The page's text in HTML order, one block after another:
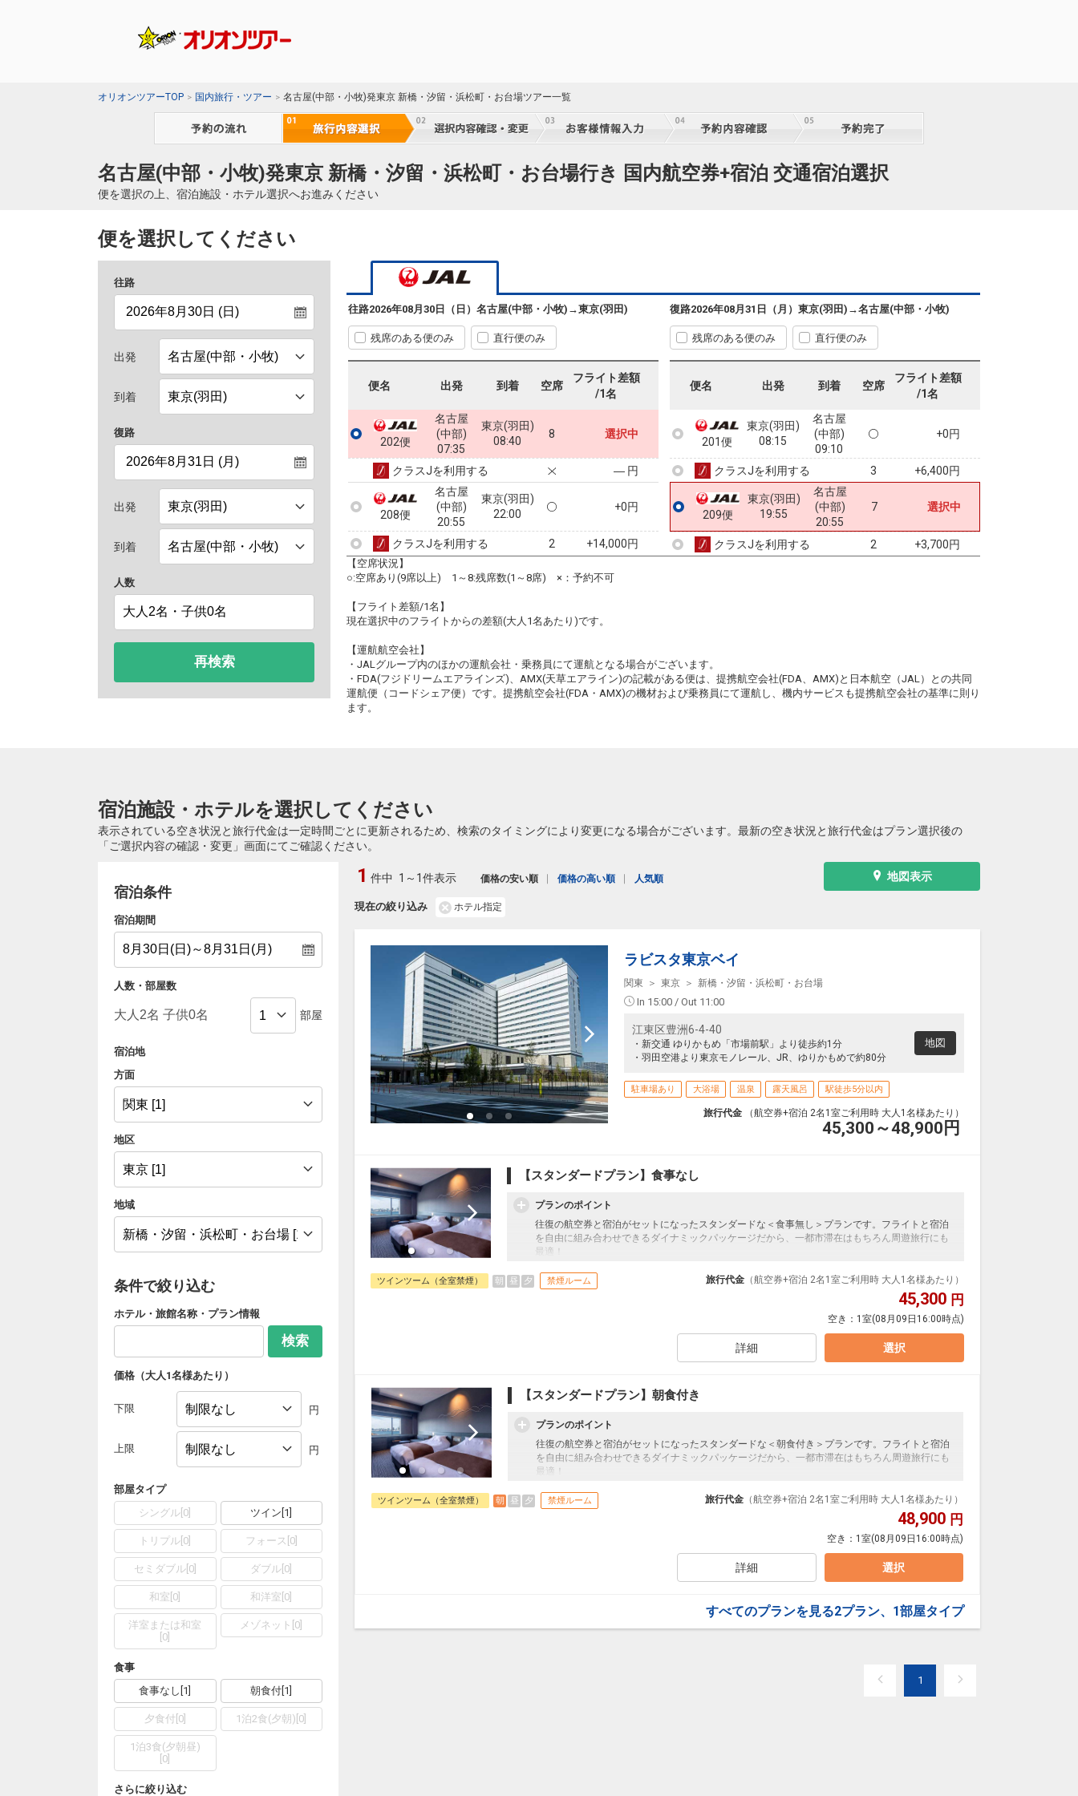
オリオンツアーTOP 国内旅行・ツアー 名古屋(中部・小牧)発東京 新橋・汐留・浜松町・お台場ツアー一覧
名古屋(中部・小牧)発東京 新橋・汐留・浜松町・お台場行き 国内航空券+宿泊 交通宿泊選択
便を選択の上、宿泊施設・ホテル選択へお進みください
便を選択してください
往路
出発
到着
復路
出発
到着
人数
再検索
往路2026年08月30日（日） 名古屋(中部・小牧) →東京(羽田)
残席のある便のみ 直行便のみ
便名 出発 到着 空席
フライト差額
/1名
202便
名古屋
(中部)
07:35
東京(羽田)
08:40
8 選択中
クラスJを利用する ― 円
208便
名古屋
(中部)
20:55
東京(羽田)
22:00
+0円
クラスJを利用する 2 +14,000円
復路2026年08月31日（月） 東京(羽田) →名古屋(中部・小牧)
残席のある便のみ 直行便のみ
便名 出発 到着 空席
フライト差額
/1名
201便
東京(羽田)
08:15
名古屋
(中部)
09:10
+0円
クラスJを利用する 3 +6,400円
209便
東京(羽田)
19:55
名古屋
(中部)
20:55
7 選択中
クラスJを利用する 2 +3,700円
【空席状況】
○:空席あり(9席以上) 1～8:残席数(1～8席) ×：予約不可
【フライト差額/1名】
現在選択中のフライトからの差額(大人1名あたり)です。
【運航航空会社】
・JALグループ内のほかの運航会社・乗務員にて運航となる場合がございます。
・FDA(フジドリームエアラインズ)、AMX(天草エアライン)の記載がある便は、提携航空会社(FDA、AMX)と日本航空（JAL）との共同
運航便（コードシェア便）です。提携航空会社(FDA・AMX)の機材および乗務員にて運航し、機内サービスも提携航空会社の基準に則り
ます。
宿泊施設・ホテルを選択してください
表示されている空き状況と旅行代金は一定時間ごとに更新されるため、検索のタイミングにより変更になる場合がございます。最新の空き状況と旅行代金はプラン選択後の
「ご選択内容の確認・変更」画面にてご確認ください。
宿泊条件
宿泊期間
人数・部屋数
部屋
宿泊地
方面
地区
地域
条件で絞り込む
ホテル・旅館名称・プラン情報
検索
価格（大人1名様あたり）
下限 円
上限 円
部屋タイプ
シングル 0 ツイン 1
トリプル 0 フォース 0]
セミダブル[ 0] ダブル 0
和室 0 和洋室 0
洋室または和室
0
メゾネット 0
食事
食事なし 1 朝食付 1
夕食付 0] 1泊2食(夕朝) 0
1泊3食(夕朝昼)
0
さらに絞り込む
地図表示
現在の絞り込み ホテル指定
1 件中 1～1件表示 価格の安い順 価格の高い順 人気順
ラビスタ東京ベイ
関東 東京 新橋・汐留・浜松町・お台場
In 15:00 / Out 11:00
江東区豊洲6-4-40
・新交通 ゆりかもめ「市場前駅」より徒歩約1分
・羽田空港より東京モノレール、JR、ゆりかもめで約80分
地図
駐車場あり 大浴場 温泉 露天風呂 駅徒歩5分以内
旅行代金 （航空券+宿泊 2名1室ご利用時 大人1名様あたり）
45,300～48,900 円
【スタンダードプラン】食事なし
プランのポイント
往復の航空券と宿泊がセットになったスタンダードな＜食事無し＞プランです。フライトと宿泊
を自由に組み合わせできるダイナミックパッケージだから、一都市滞在はもちろん周遊旅行にも
最適！
フライトは、安心のJAL（またはJALグループ）確約！フライトマイル50%貯まります。
オプションでレンタカーや現地交通・体験プランなどの追加（同時予約）が可能なプランもござ
ツインツーム（全室禁煙） 朝 昼 夕 禁煙ルーム 旅行代金 （航空券+宿泊 2名1室ご利用時 大人1名様あたり）
45,300 円
空き： 1室(08月09日16:00時点)
詳細 選択
【スタンダードプラン】朝食付き
プランのポイント
往復の航空券と宿泊がセットになったスタンダードな＜朝食付き＞プランです。フライトと宿泊
を自由に組み合わせできるダイナミックパッケージだから、一都市滞在はもちろん周遊旅行にも
最適！
フライトは、安心のJAL（またはJALグループ）確約！フライトマイル50%貯まります。
オプションでレンタカーや現地交通・体験プランなどの追加（同時予約）が可能なプランもござ
ツインツーム（全室禁煙） 朝 昼 夕 禁煙ルーム 旅行代金 （航空券+宿泊 2名1室ご利用時 大人1名様あたり）
48,900 円
空き： 1室(08月09日16:00時点)
詳細 選択
すべてのプランを見る2プラン、1部屋タイプ
1